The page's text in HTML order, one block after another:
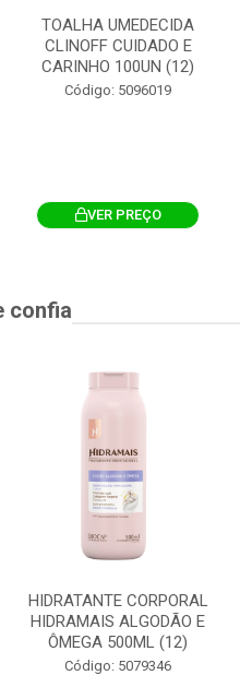
TOALHA UMEDECIDA
CLINOFF CUIDADO E
CARINHO 100UN (12)
Código: 5096019
VER PREÇO
confia
HIDRATANTE CORPORAL
HIDRAMAIS ALGODÃO E
ÔMEGA 500ML (12)
Código: 5079346